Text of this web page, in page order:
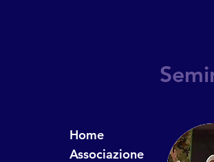
Home
Associazione